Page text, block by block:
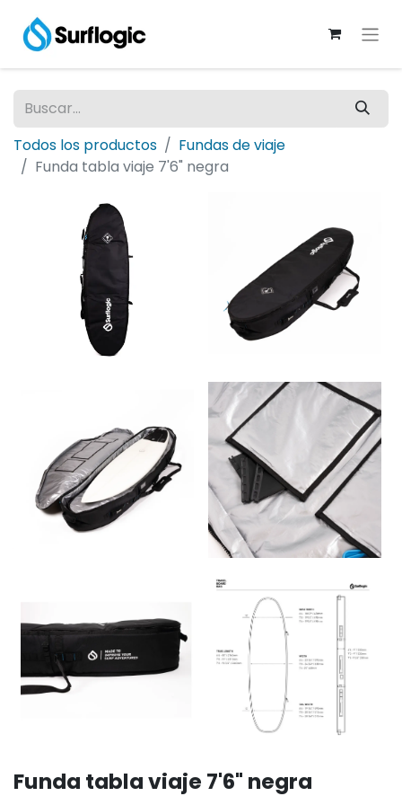
Todos los productos
Fundas de viaje
Funda tabla viaje 7'6" negra
Funda tabla viaje 7'6" negra